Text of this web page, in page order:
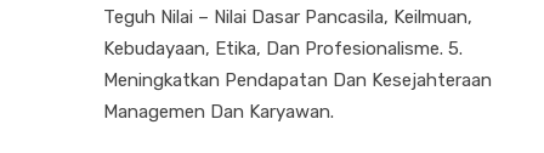
Teguh Nilai – Nilai Dasar Pancasila, Keilmuan,
Kebudayaan, Etika, Dan Profesionalisme. 5.
Meningkatkan Pendapatan Dan Kesejahteraan
Managemen Dan Karyawan.